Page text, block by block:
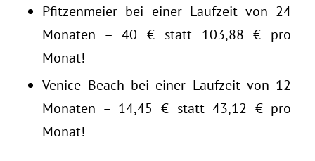
Pfitzenmeier bei einer Laufzeit von 24
Monaten – 40 € statt 103,88 € pro
Monat!
Venice Beach bei einer Laufzeit von 12
Monaten – 14,45 € statt 43,12 € pro
Monat!